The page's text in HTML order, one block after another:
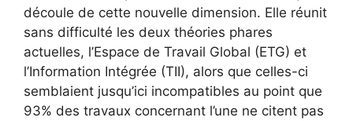
découle de cette nouvelle dimension. Elle réunit
sans difficulté les deux théories phares
actuelles, l’Espace de Travail Global (ETG) et
l’Information Intégrée (TII), alors que celles-ci
semblaient jusqu’ici incompatibles au point que
93% des travaux concernant l’une ne citent pas